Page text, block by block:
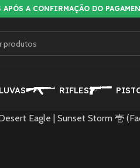
A CONFIRMAÇÃO DO
LUVAS RIFLES
Eagle | Sunset Storm 壱